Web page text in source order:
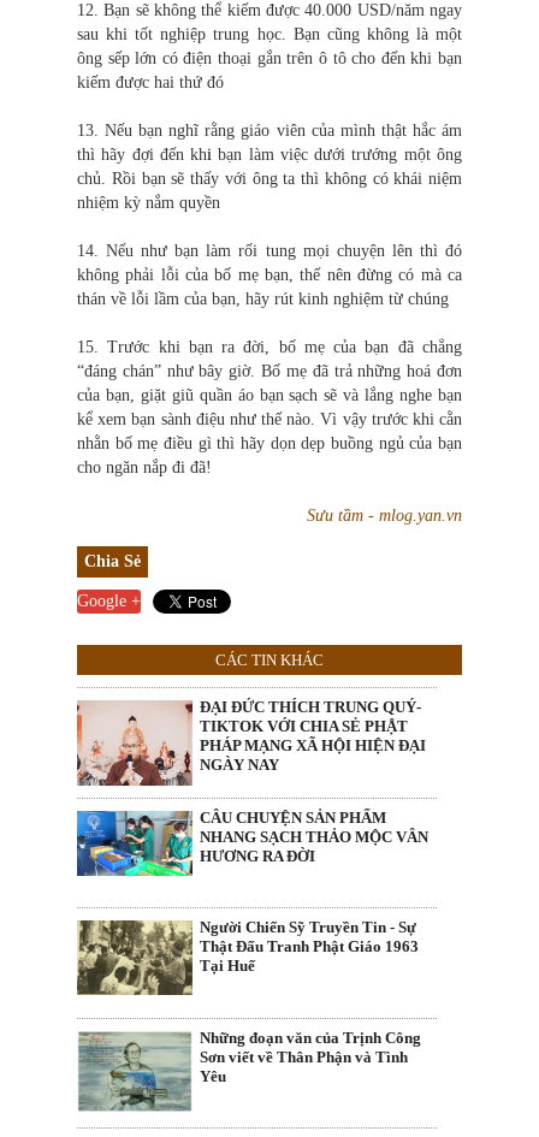
12. Bạn sẽ không thể kiếm được 40.000 USD/năm ngay
sau khi tốt nghiệp trung học. Bạn cũng không là một
ông sếp lớn có điện thoại gắn trên ô tô cho đến khi bạn
kiếm được hai thứ đó
13. Nếu bạn nghĩ rằng giáo viên của mình thật hắc ám
thì hãy đợi đến khi bạn làm việc dưới trướng một ông
chủ. Rồi bạn sẽ thấy với ông ta thì không có khái niệm
nhiệm kỳ nắm quyền
14. Nếu như bạn làm rối tung mọi chuyện lên thì đó
không phải lỗi của bố mẹ bạn, thế nên đừng có mà ca
thán về lỗi lầm của bạn, hãy rút kinh nghiệm từ chúng
15. Trước khi bạn ra đời, bố mẹ của bạn đã chẳng
“đáng chán” như bây giờ. Bố mẹ đã trả những hoá đơn
của bạn, giặt giũ quần áo bạn sạch sẽ và lắng nghe bạn
kể xem bạn sành điệu như thế nào. Vì vậy trước khi cằn
nhằn bố mẹ điều gì thì hãy dọn dẹp buồng ngủ của bạn
cho ngăn nắp đi đã!
Sưu tầm - mlog.yan.vn
Chia Sẻ
Google +
CÁC TIN KHÁC
ĐẠI ĐỨC THÍCH TRUNG QUÝ-
TIKTOK VỚI CHIA SẺ PHẬT
PHÁP MẠNG XÃ HỘI HIỆN ĐẠI
NGÀY NAY
CÂU CHUYỆN SẢN PHẨM
NHANG SẠCH THẢO MỘC VÂN
HƯƠNG RA ĐỜI
Người Chiến Sỹ Truyền Tin - Sự
Thật Đấu Tranh Phật Giáo 1963
Tại Huế
Những đoạn văn của Trịnh Công
Sơn viết về Thân Phận và Tình
Yêu